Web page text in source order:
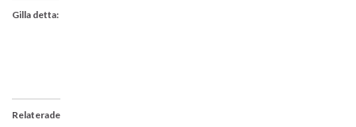
Gilla detta:
Relaterade